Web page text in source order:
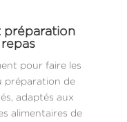
préparation
pour faire les
préparation de
adaptés aux
alimentaires de